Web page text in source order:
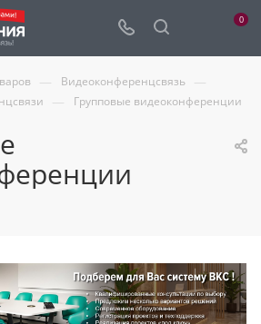
0
— Видеоконференцсвязь —
— Групповые видеоконференции